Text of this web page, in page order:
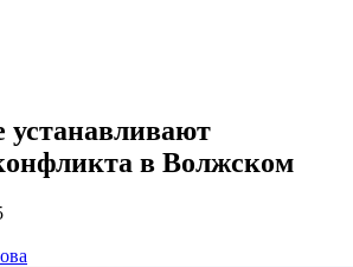
устанавливают
в Волжском